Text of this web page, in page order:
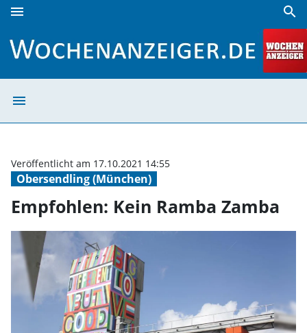
menu search
menu
Obersendling (München)
Veröffentlicht am 17.10.2021 14:55
Empfohlen: Kein Ramba Zamba